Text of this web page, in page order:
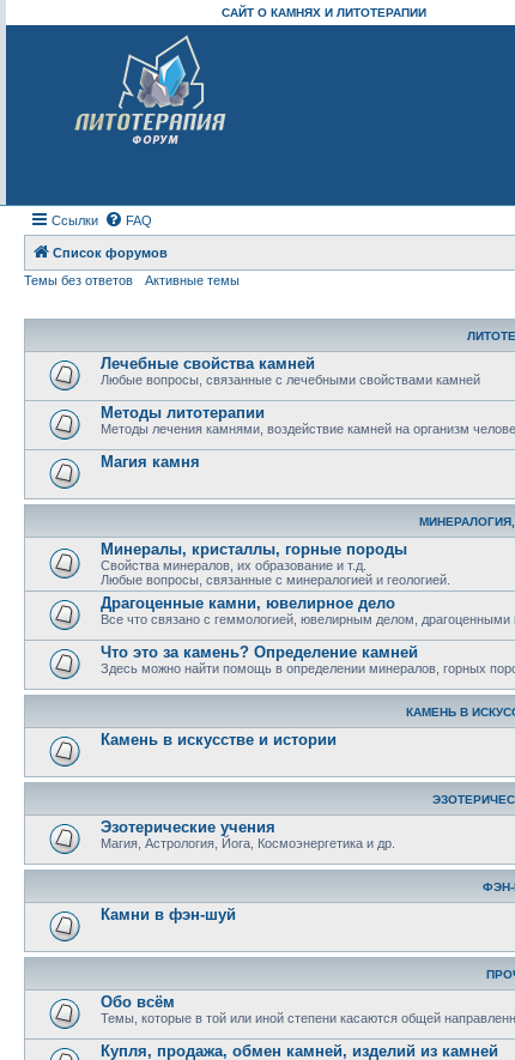
САЙТ О КАМНЯХ И ЛИТОТЕРАПИИ
Ссылки FAQ
Список форумов
Темы без ответов
Активные темы
Лечебные свойства камней
Любые вопросы, связанные с лечебными свойствами камней
Методы литотерапии
Методы лечения камнями, воздействие камней на организм
Магия камня
Минералы, кристаллы, горные породы
Свойства минералов, их образование и т.д.
Любые вопросы, связанные с минералогией и геологией.
Драгоценные камни, ювелирное дело
Все что связано с геммологией, ювелирным делом,
Что это за камень? Определение камней
Здесь можно найти помощь в определении минералов, горных
КАМЕНЬ В
Камень в искусстве и истории
Эзотерические учения
Магия, Астрология, Йога, Космоэнергетика и др.
Камни в фэн-шуй
Обо всём
Темы, которые в той или иной степени касаются общей
Купля, продажа, обмен камней, изделий из камней